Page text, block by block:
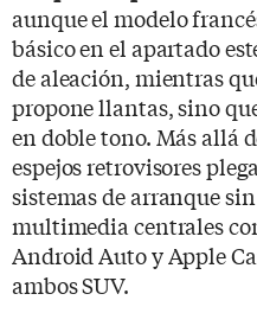
aunque el modelo
básico en el apartado
de aleación, mientras
propone llantas, sino
en doble tono. Más allá
espejos retrovisores
sistemas de arranque
multimedia centrales
Android Auto y Apple
ambos SUV.